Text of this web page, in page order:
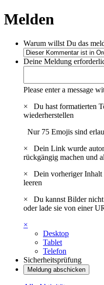
Melden
Warum willst Du das
Deine Meldung
Please enter a message
×
Du hast formatierten
wiederherstellen
Nur 75 Emojis sind
×
Dein Link wurde
rückgängig machen und
×
Dein vorheriger
leeren
×
Du kannst Bilder
oder lade sie von einer
×
Desktop
Tablet
Telefon
Sicherheitsprüfung
Meldung abschicken